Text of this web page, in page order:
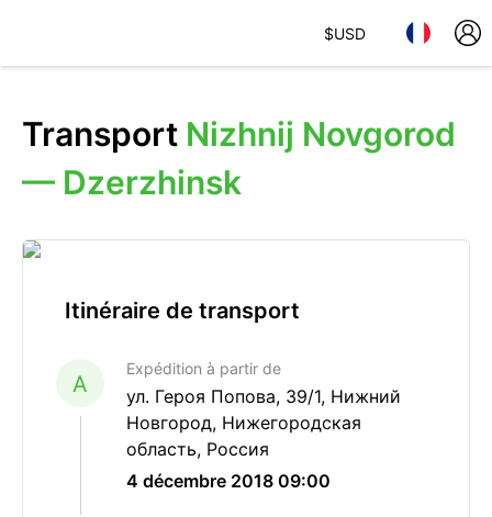
$USD
Transport Nizhnij Novgorod
— Dzerzhinsk
Itinéraire de transport
A
Expédition à partir de
ул. Героя Попова, 39/1, Нижний
Новгород, Нижегородская
область, Россия
4 décembre 2018 09:00